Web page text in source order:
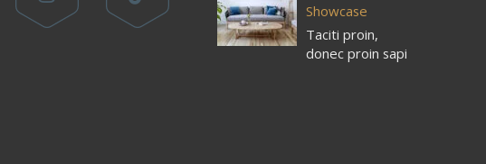
Showcase
Taciti proin,
donec proin sapi